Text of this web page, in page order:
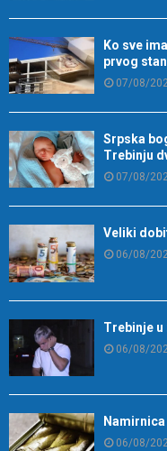
Ko sve
prvog
07/08/
Srpska
Trebinju
07/08/
Veliki
06/08/
Trebinje u
06/08/
06/08/